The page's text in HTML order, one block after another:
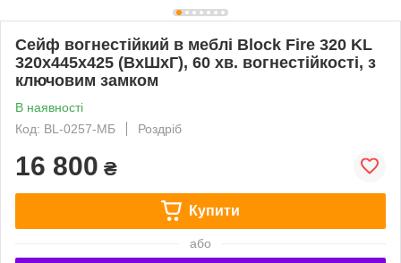
Сейф вогнестійкий в меблі Block Fire 320 KL
320х445х425 (ВхШхГ), 60 хв. вогнестійкості, з
ключовим замком
В наявності
Код: BL-0257-МБ
Роздріб
16 800 ₴
Купити
або